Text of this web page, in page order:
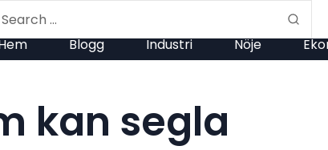
Blogg Industri Nöje
kan segla